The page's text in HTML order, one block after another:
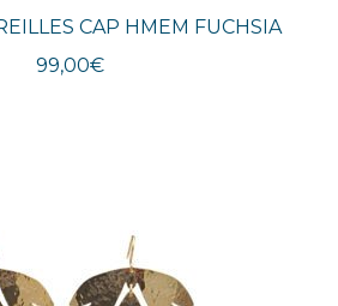
CAP HMEM FUCHSIA
99,00€